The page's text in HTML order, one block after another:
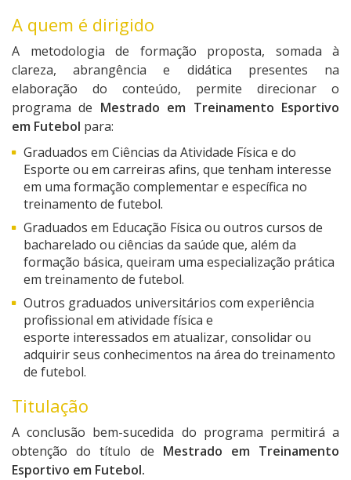
A quem é dirigido
A metodologia de formação proposta, somada à
clareza, abrangência e didática presentes na
elaboração do conteúdo, permite direcionar o
programa de Mestrado em Treinamento Esportivo
em Futebol para:
Graduados em Ciências da Atividade Física e do
Esporte ou em carreiras afins, que tenham interesse
em uma formação complementar e específica no
treinamento de futebol.
Graduados em Educação Física ou outros cursos de
bacharelado ou ciências da saúde que, além da
formação básica, queiram uma especialização prática
em treinamento de futebol.
Outros graduados universitários com experiência
profissional em atividade física e
esporte interessados em atualizar, consolidar ou
adquirir seus conhecimentos na área do treinamento
de futebol.
Titulação
A conclusão bem-sucedida do programa permitirá a
obtenção do título de Mestrado em Treinamento
Esportivo em Futebol.